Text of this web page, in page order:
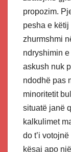
propozim.
pesha e
zhurmshmi
ndryshimin
askush nuk
ndodhë pas
minoritetit
situatë janë
kalkulimet
do t’i
kësaj apo